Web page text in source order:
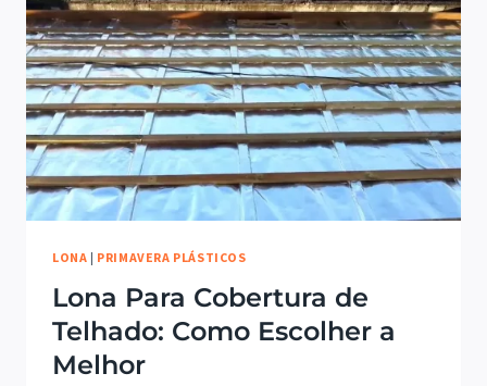
LONA | PRIMAVERA PLÁSTICOS
Lona Para Cobertura de
Telhado: Como Escolher a
Melhor